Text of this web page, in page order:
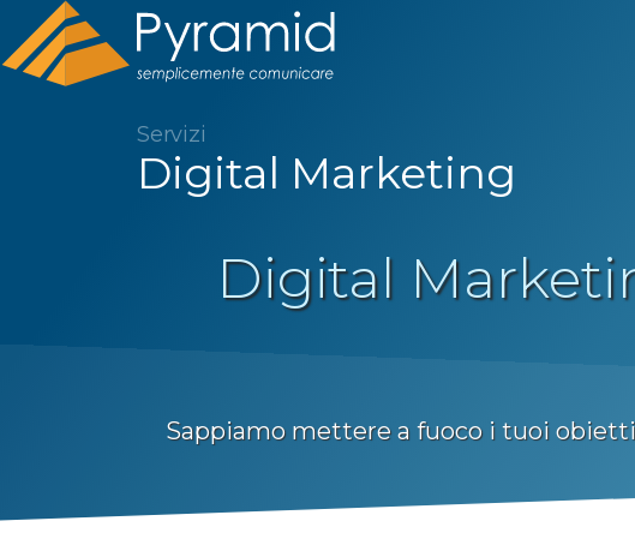
Servizi
Digital Marketing
Digital
Sappiamo mettere a fuoco i tuoi